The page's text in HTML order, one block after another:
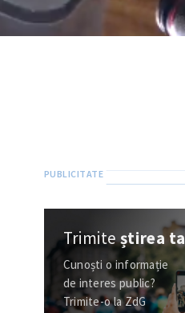
Trimiteștirea ta
Cunoști o informație
de interes public?
Trimite-o la ZdG